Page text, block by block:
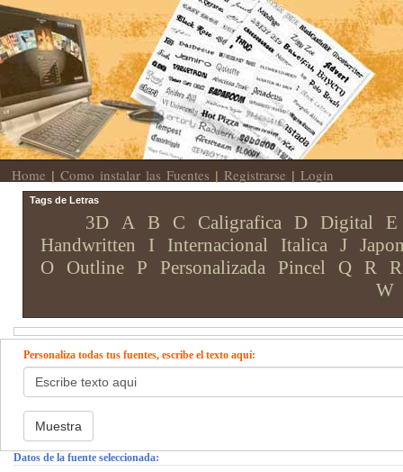
Home | Como instalar las Fuentes | Registrarse | Login
Tags de Letras
3D A B C Caligrafica D Digital
E
Handwritten
I Internacional Italica J
O
Outline P Personalizada Pincel Q R
W
Personaliza todas tus fuentes, escribe el texto aquí:
Datos de la fuente seleccionada: